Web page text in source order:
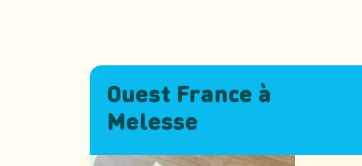
Ouest France à
Melesse